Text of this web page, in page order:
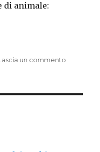
di animale:
un commento